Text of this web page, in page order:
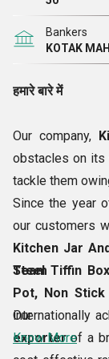
हमारे कुछ प्रमुख
निम्नलिखित हैं:
नीलकमल
उत्तर प्रदेश सरकार
DLF
लूथरा फ़ार्म
दिल्ली मेट्रो
HCL
आइनॉक्स
ओबेरॉय होटल्स एंड
किंग इंटरनेशनल
रिचमंड ग्लोबल स्कूल
Bankers
KOTAK
हमारे बारे में
Our company,
obstacles on its
tackle them
Since the year
our customers
Kitchen Jar
Steel Tiffin
Pot, Non
internationally
exporterof a
Team
Our
Know More